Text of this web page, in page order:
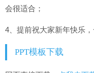
会很适合；
4、提前祝大家新年快乐，
PPT模板下载